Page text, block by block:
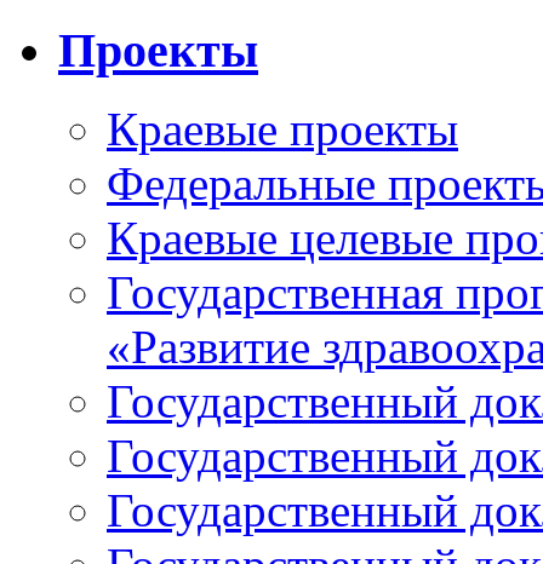
Проекты
Краевые проекты
Федеральные
Краевые целевые
Государственная
«Развитие
Государственный
Государственный
Государственный